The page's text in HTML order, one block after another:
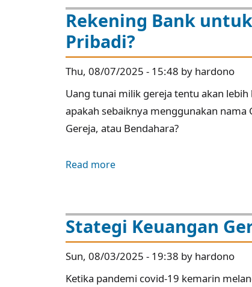
dan
Belanja
Gereja:
Mengapa
Perlu
Dibuat?
Rekening Bank
Pribadi?
Thu, 08/07/2025 - 15:48 by hardono
Uang tunai milik gereja tentu akan
apakah sebaiknya menggunakan
Gereja, atau Bendahara?
Read more
untuk
Gereja:
Gereja
Stategi Keuangan
Sun, 08/03/2025 - 19:38 by hardono
Ketika pandemi covid-19 kemarin